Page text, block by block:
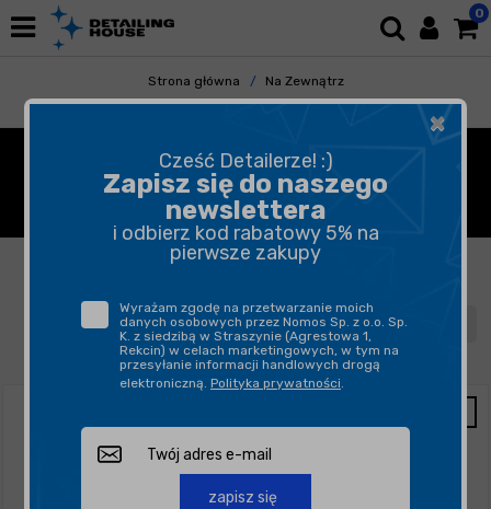
0
Strona główna
Na Zewnątrz
Ochrona Lakieru
OCHRONA, ZABEZPIECZENIE
LAKIERU SAMOCHODOWEGO
FILTROWANIE
1 2 3 4 5
×
Cześć Detailerze! :)
Zapisz się do naszego
newslettera
i odbierz kod rabatowy 5% na
pierwsze zakupy
Wyrażam zgodę na przetwarzanie moich
danych osobowych przez Nomos Sp. z o.o. Sp.
K. z siedzibą w Straszynie (Agrestowa 1,
Rekcin) w celach marketingowych, w tym na
przesyłanie informacji handlowych drogą
elektroniczną. Polityka prywatności.
zapisz się